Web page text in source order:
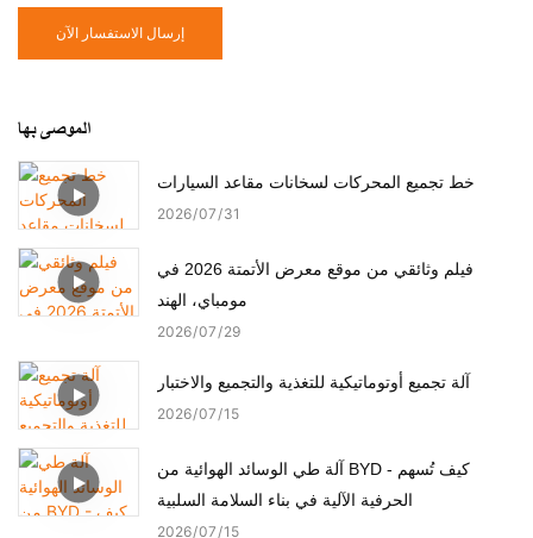
إرسال الاستفسار الآن
الموصى بها
خط تجميع المحركات لسخانات مقاعد السيارات
2026 07 31
فيلم وثائقي من موقع معرض الأتمتة 2026 في
مومباي، الهند
2026 07 29
آلة تجميع أوتوماتيكية للتغذية والتجميع والاختبار
2026 07 15
آلة طي الوسائد الهوائية من BYD - كيف تُسهم
الحرفية الآلية في بناء السلامة السلبية
2026 07 15